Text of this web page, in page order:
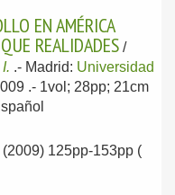
EN AMÉRICA
REALIDADES /
.- Madrid: Universidad
.- 1vol; 28pp; 21cm
(2009) 125pp-153pp (